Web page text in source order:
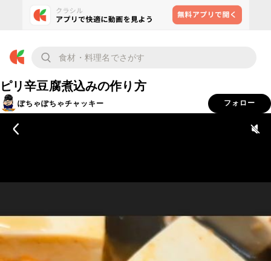
ピリ辛豆腐煮込みの作り方
ぽちゃぽちゃチャッキー フォロー